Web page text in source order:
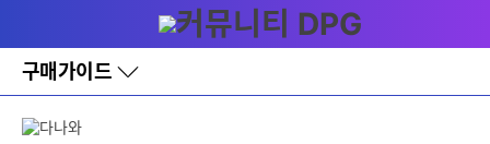
와
홈
구매가이드
바
로